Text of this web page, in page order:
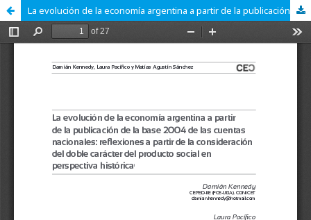
La evolución de la economía argentina a partir de la publicación de la base 2004 de las cuentas nacionales: